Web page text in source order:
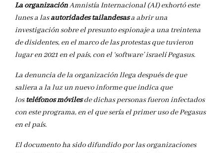
La organizaciónAmnistía Internacional (AI) exhortó este
lunes a lasautoridades tailandesasa abrir una
investigación sobre el presunto espionaje a una treintena
de disidentes, en el marco de las protestas que tuvieron
lugar en 2021 en el país, con el ‘software’ israelí Pegasus.
La denuncia de la organización llega después de que
saliera a la luz un nuevo informe que indica que
losteléfonos móvilesde dichas personas fueron infectados
con este programa, en el que sería el primer uso de Pegasus
en el país.
El documento ha sido difundido por las organizaciones